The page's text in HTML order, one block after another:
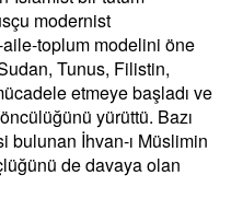
modernist
aile-toplum modelini öne
Tunus, Filistin,
etmeye başladı ve
yürüttü. Bazı
bulunan İhvan-ı Müslimin
de davaya olan